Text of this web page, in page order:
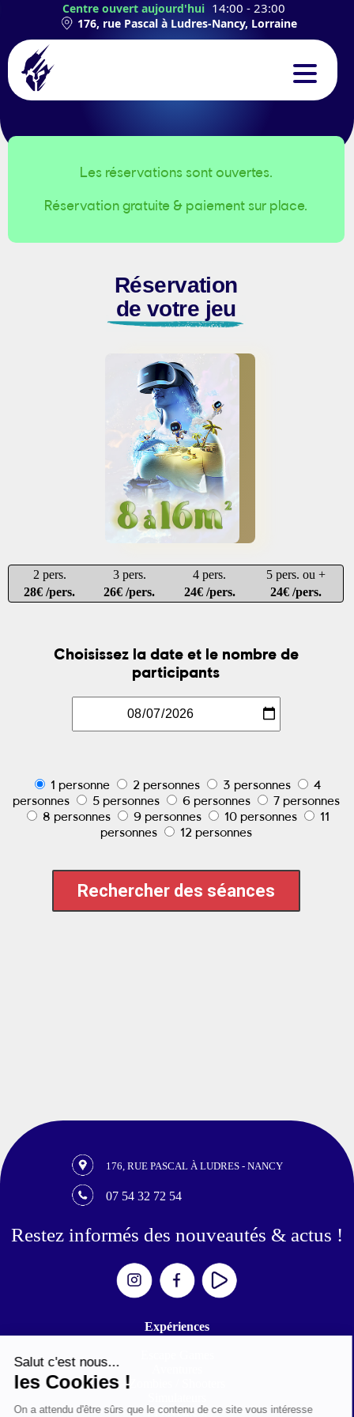
Centre ouvert aujourd'hui 14:00 - 23:00
176, rue Pascal à Ludres-Nancy, Lorraine
EXPÉRIENCES
TEAMBUILDING
Les réservations sont ouvertes.
Réservation gratuite & paiement sur place.
Réservation
de votre jeu
2 pers. 3 pers. 4 pers.
5 pers. ou +
28€ /pers.
26€ /pers. 24€ /pers. 24€ /pers.
Choisissez la date et le nombre de
participants
1 personne 2 personnes 3 personnes
4
personnes
5 personnes 6 personnes
7 personnes
8 personnes
9 personnes 10 personnes
11
personnes
12 personnes
176, RUE PASCAL À LUDRES - NANCY
07 54 32 72 54
Restez informés des nouveautés & actus !
Expériences
Zombies / Shooters
Mouvement